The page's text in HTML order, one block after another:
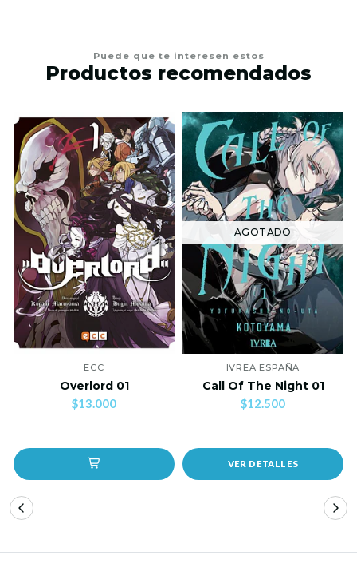
Puede que te interesen estos
Productos recomendados
ECC
Overlord 01
$13.000
AGOTADO
IVREA ESPAÑA
Call Of The Night 01
$12.500
VER DETALLES